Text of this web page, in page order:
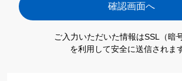
ご入力いただいた情報はSSL（暗
を利用して安全に送信されま